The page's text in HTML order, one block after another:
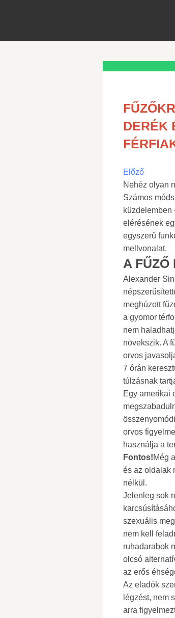
DERÉK
Előző
Nehéz olyan
Számos
küzdelemben
elérésének
egyszerű
mellvonalat.
A FŰZŐ
Alexander
meghúzott
a gyomor
nem
növekszik. A
orvos
7 órán
túlzásnak
Egy amerikai
orvos
használja a
Fontos!Még
és az oldalak
nélkül.
Jelenleg sok
szexuális
nem kell
ruhadarabok
olcsó
az erős
Az eladók
légzést, nem
arra